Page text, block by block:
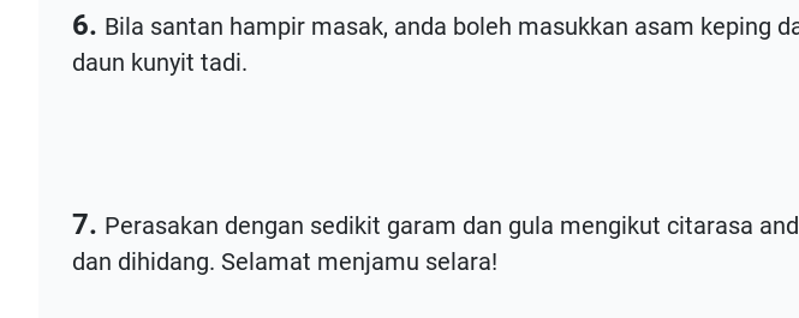
6. Bila santan hampir masak, anda boleh masukkan asam keping
daun kunyit tadi.
7. Perasakan dengan sedikit garam dan gula mengikut citarasa
dan dihidang. Selamat menjamu selara!